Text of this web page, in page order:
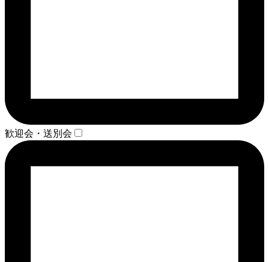
歓迎会・送別会